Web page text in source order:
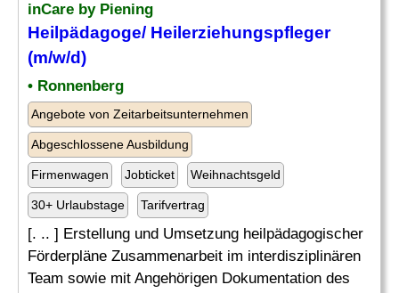
inCare by Piening
Heilpädagoge/ Heilerziehungspfleger
(m/w/d)
• Ronnenberg
Angebote von Zeitarbeitsunternehmen
Abgeschlossene Ausbildung
Firmenwagen Jobticket Weihnachtsgeld
30+ Urlaubstage Tarifvertrag
[. .. ] Erstellung und Umsetzung heilpädagogischer
Förderpläne Zusammenarbeit im interdisziplinären
Team sowie mit Angehörigen Dokumentation des